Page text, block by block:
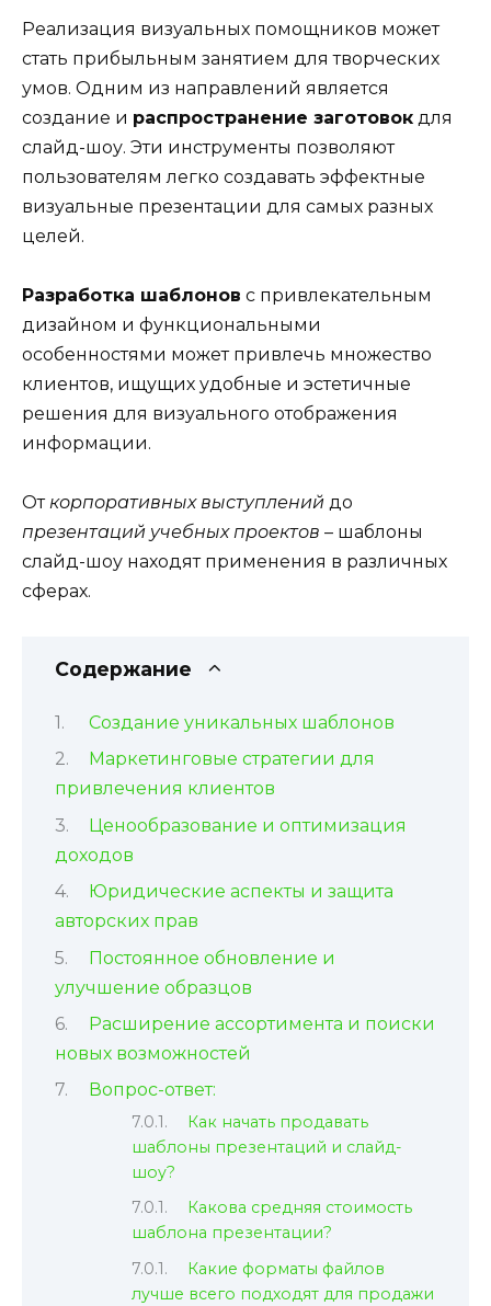
Реализация визуальных помощников может
стать прибыльным занятием для творческих
умов. Одним из направлений является
создание и распространение заготовок для
слайд-шоу. Эти инструменты позволяют
пользователям легко создавать эффектные
визуальные презентации для самых разных
целей.
Разработка шаблонов с привлекательным
дизайном и функциональными
особенностями может привлечь множество
клиентов, ищущих удобные и эстетичные
решения для визуального отображения
информации.
Откорпоративных выступлений до
презентаций учебных проектов – шаблоны
слайд-шоу находят применения в различных
сферах.
Содержание
Создание уникальных шаблонов
Маркетинговые стратегии для
привлечения клиентов
Ценообразование и оптимизация
доходов
Юридические аспекты и защита
авторских прав
Постоянное обновление и
улучшение образцов
Расширение ассортимента и поиски
новых возможностей
Вопрос-ответ:
Как начать продавать
шаблоны презентаций и слайд-
шоу?
Какова средняя стоимость
шаблона презентации?
Какие форматы файлов
лучше всего подходят для продажи